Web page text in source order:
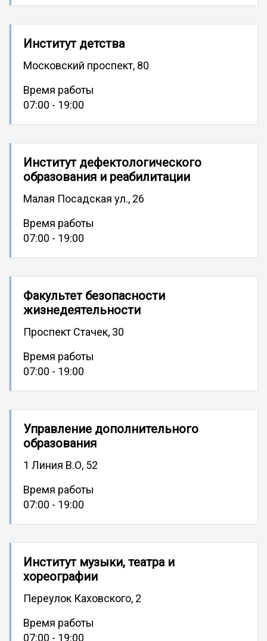
Институт детства
Московский проспект, 80
Время работы
07:00 - 19:00
Институт дефектологического
образования и реабилитации
Малая Посадская ул., 26
Время работы
07:00 - 19:00
Факультет безопасности
жизнедеятельности
Проспект Стачек, 30
Время работы
07:00 - 19:00
Управление дополнительного
образования
1 Линия В.О, 52
Время работы
07:00 - 19:00
Институт музыки, театра и
хореографии
Переулок Каховского, 2
Время работы
07:00 - 19:00